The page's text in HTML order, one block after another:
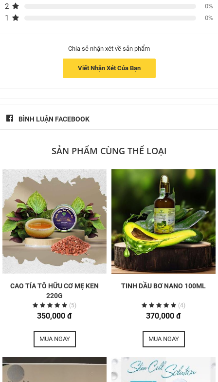
2 0%
1 0%
Chia sẻ nhận xét về sản phẩm
Viết Nhận Xét Của Bạn
BÌNH LUẬN FACEBOOK
SẢN PHẨM CÙNG THỂ LOẠI
CAO TÍA TÔ HỮU CƠ MẸ KEN
220G
(5)
350,000 đ
MUA NGAY
TINH DẦU BƠ NANO 100ML
(4)
370,000 đ
MUA NGAY